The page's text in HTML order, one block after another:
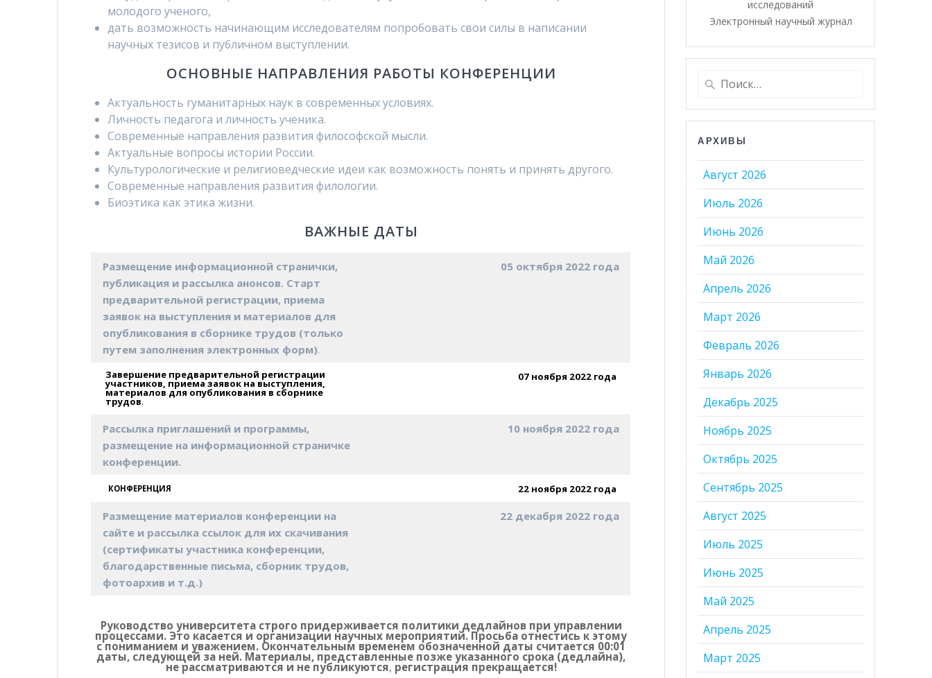
молодого ученого,
дать возможность начинающим исследователям попробовать свои силы в написании
научных тезисов и публичном выступлении.
ОСНОВНЫЕ НАПРАВЛЕНИЯ РАБОТЫ КОНФЕРЕНЦИИ
Актуальность гуманитарных наук в современных условиях.
Личность педагога и личность ученика.
Современные направления развития философской мысли.
Актуальные вопросы истории России.
Культурологические и религиоведческие идеи как возможность понять и принять другого.
Современные направления развития филологии.
Биоэтика как этика жизни.
ВАЖНЫЕ ДАТЫ
Размещение информационной странички,
публикация и рассылка анонсов. Старт
предварительной регистрации, приема
заявок на выступления и материалов для
опубликования в сборнике трудов (только
путем заполнения электронных форм).
05 октября 2022 года
Завершение предварительной регистрации
участников, приема заявок на выступления,
материалов для опубликования в сборнике
трудов.
07 ноября 2022 года
Рассылка приглашений и программы,
размещение на информационной страничке
конференции.
10 ноября 2022 года
КОНФЕРЕНЦИЯ 22 ноября 2022 года
Размещение материалов конференции на
сайте и рассылка ссылок для их скачивания
(сертификаты участника конференции,
благодарственные письма, сборник трудов,
фотоархив и т.д.)
22 декабря 2022 года
Руководство университета строго придерживается политики дедлайнов при управлении
процессами. Это касается и организации научных мероприятий. Просьба отнестись к этому
с пониманием и уважением. Окончательным временем обозначенной даты считается 00:01
даты, следующей за ней. Материалы, представленные позже указанного срока (дедлайна),
не рассматриваются и не публикуются, регистрация прекращается!
исследований
Электронный научный журнал
Найти:
АРХИВЫ
Август 2026
Июль 2026
Июнь 2026
Май 2026
Апрель 2026
Март 2026
Февраль 2026
Январь 2026
Декабрь 2025
Ноябрь 2025
Октябрь 2025
Сентябрь 2025
Август 2025
Июль 2025
Июнь 2025
Май 2025
Апрель 2025
Март 2025